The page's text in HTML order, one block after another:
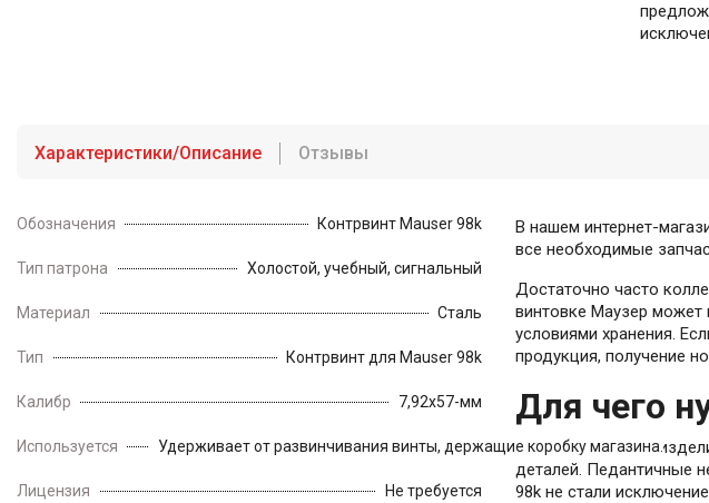
Характеристики/Описание Отзывы
Обозначения Контрвинт Mauser 98k
Тип патрона Холостой, учебный, сигнальный
Материал Сталь
Тип Контрвинт для Mauser 98k
Калибр 7,92х57-мм
Используется Удерживает от развинчивания винты, держащие коробку магазина.
Лицензия Не требуется
В нашем интернет-
все необходимые
Достаточно часто
винтовке Маузер может
условиями хранения.
продукция, получение
Для чего
В принципе, такое
деталей. Педантичные
98k не стали